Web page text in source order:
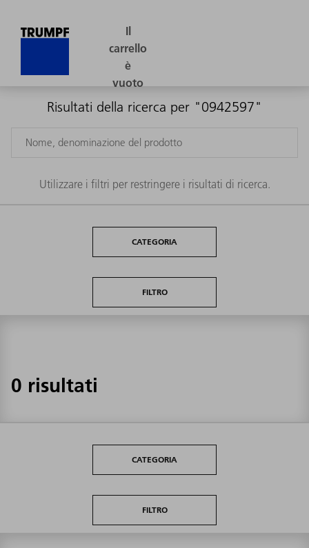
Risultati della ricerca per "0942597"
Utilizzare i filtri per restringere i risultati di ricerca.
CATEGORIA
FILTRO
0 risultati
CATEGORIA
FILTRO